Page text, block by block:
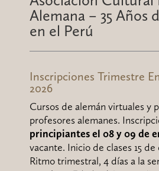
Alemana – 35 Años
en el Perú
Inscripciones Trimestre
2026
Cursos de alemán virtuales y
profesores alemanes.
principiantes el 08y 09 de
vacante. Inicio de clases 15
Ritmo trimestral, 4 días a la